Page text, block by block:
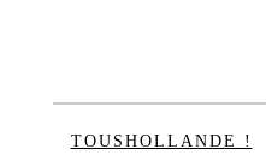
TOUSHOLLANDE !